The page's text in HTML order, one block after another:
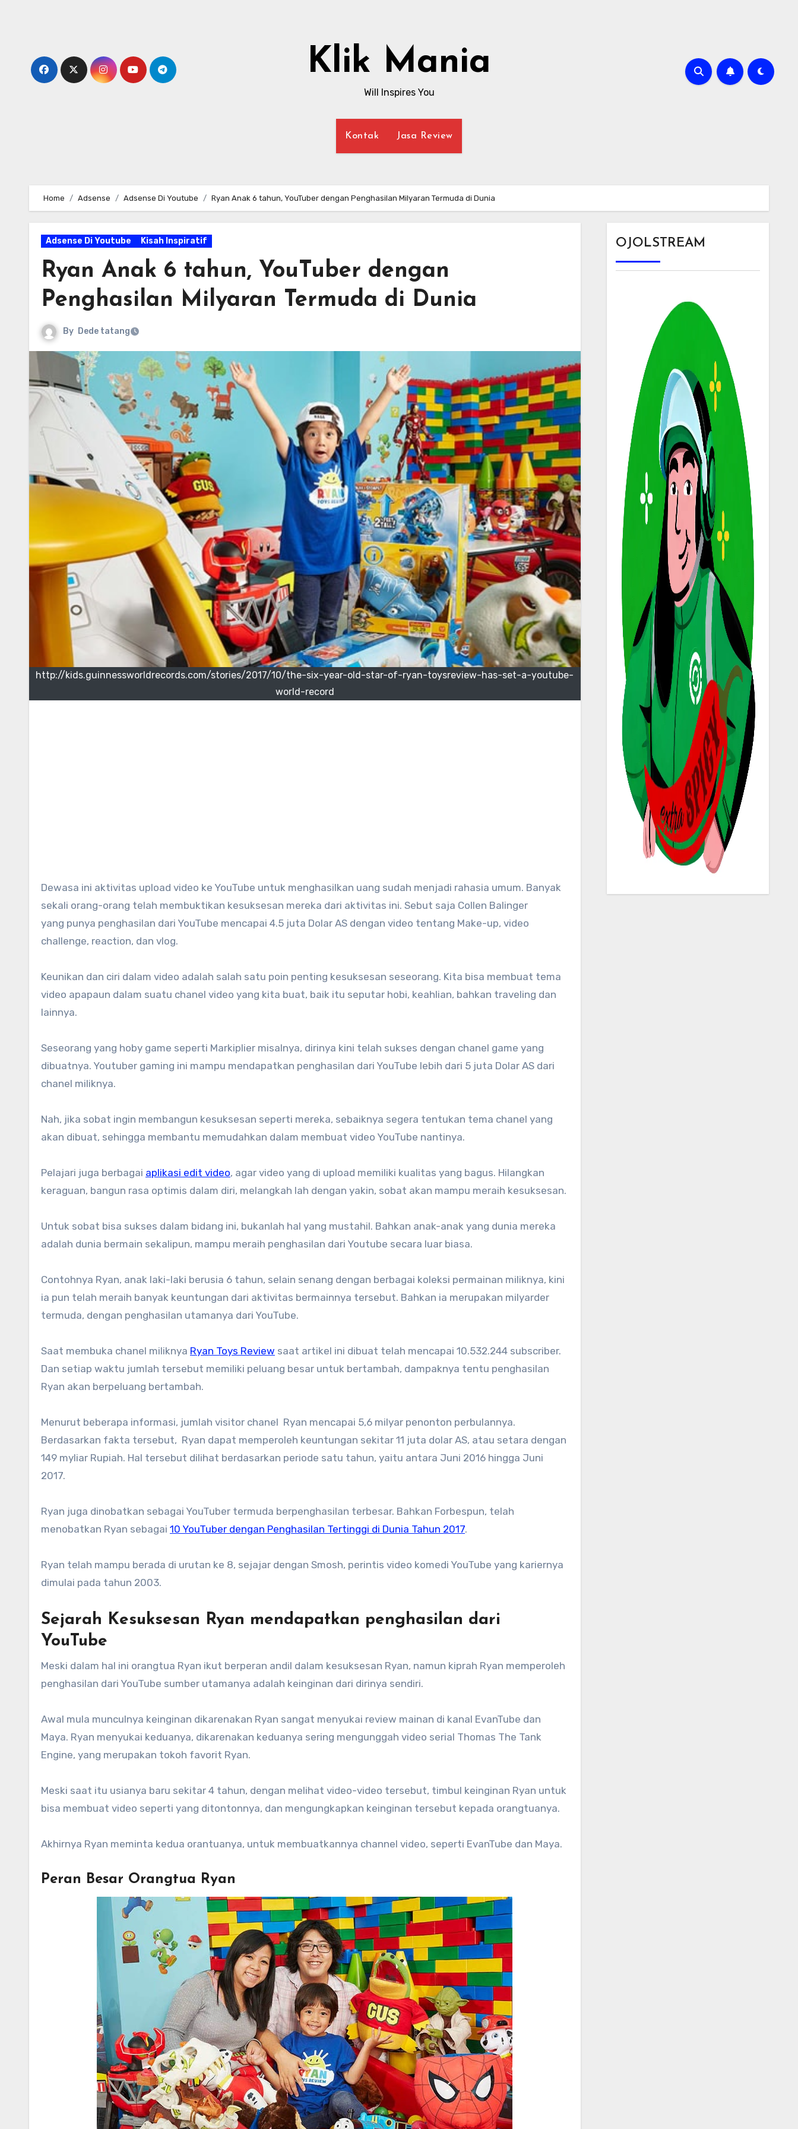
Klik Mania
Will Inspires You
Kontak Jasa Review
Home Adsense Adsense Di Youtube Ryan Anak 6 tahun, YouTuber dengan Penghasilan Milyaran Termuda di Dunia
Adsense Di Youtube Kisah Inspiratif
Ryan Anak 6 tahun, YouTuber dengan
Penghasilan Milyaran Termuda di Dunia
By Dede tatang
http://kids.guinnessworldrecords.com/stories/2017/10/the-six-year-old-star-of-ryan-toysreview-has-set-a-youtube-
world-record
Dewasa ini aktivitas upload video ke YouTube untuk menghasilkan uang sudah menjadi rahasia umum. Banyak
sekali orang-orang telah membuktikan kesuksesan mereka dari aktivitas ini. Sebut saja Collen Balinger
yang punya penghasilan dari YouTube mencapai 4.5 juta Dolar AS dengan video tentang Make-up, video
challenge, reaction, dan vlog.
Keunikan dan ciri dalam video adalah salah satu poin penting kesuksesan seseorang. Kita bisa membuat tema
video apapaun dalam suatu chanel video yang kita buat, baik itu seputar hobi, keahlian, bahkan traveling dan
lainnya.
Seseorang yang hoby game seperti Markiplier misalnya, dirinya kini telah sukses dengan chanel game yang
dibuatnya. Youtuber gaming ini mampu mendapatkan penghasilan dari YouTube lebih dari 5 juta Dolar AS dari
chanel miliknya.
Nah, jika sobat ingin membangun kesuksesan seperti mereka, sebaiknya segera tentukan tema chanel yang
akan dibuat, sehingga membantu memudahkan dalam membuat video YouTube nantinya.
Pelajari juga berbagai aplikasi edit video, agar video yang di upload memiliki kualitas yang bagus. Hilangkan
keraguan, bangun rasa optimis dalam diri, melangkah lah dengan yakin, sobat akan mampu meraih kesuksesan.
Untuk sobat bisa sukses dalam bidang ini, bukanlah hal yang mustahil. Bahkan anak-anak yang dunia mereka
adalah dunia bermain sekalipun, mampu meraih penghasilan dari Youtube secara luar biasa.
Contohnya Ryan, anak laki-laki berusia 6 tahun, selain senang dengan berbagai koleksi permainan miliknya, kini
ia pun telah meraih banyak keuntungan dari aktivitas bermainnya tersebut. Bahkan ia merupakan milyarder
termuda, dengan penghasilan utamanya dari YouTube.
Saat membuka chanel miliknya Ryan Toys Review saat artikel ini dibuat telah mencapai 10.532.244 subscriber.
Dan setiap waktu jumlah tersebut memiliki peluang besar untuk bertambah, dampaknya tentu penghasilan
Ryan akan berpeluang bertambah.
Menurut beberapa informasi, jumlah visitor chanel Ryan mencapai 5,6 milyar penonton perbulannya.
Berdasarkan fakta tersebut, Ryan dapat memperoleh keuntungan sekitar 11 juta dolar AS, atau setara dengan
149 myliar Rupiah. Hal tersebut dilihat berdasarkan periode satu tahun, yaitu antara Juni 2016 hingga Juni
2017.
Ryan juga dinobatkan sebagai YouTuber termuda berpenghasilan terbesar. Bahkan Forbespun, telah
menobatkan Ryan sebagai 10 YouTuber dengan Penghasilan Tertinggi di Dunia Tahun 2017.
Ryan telah mampu berada di urutan ke 8, sejajar dengan Smosh, perintis video komedi YouTube yang kariernya
dimulai pada tahun 2003.
Sejarah Kesuksesan Ryan mendapatkan penghasilan dari
YouTube
Meski dalam hal ini orangtua Ryan ikut berperan andil dalam kesuksesan Ryan, namun kiprah Ryan memperoleh
penghasilan dari YouTube sumber utamanya adalah keinginan dari dirinya sendiri.
Awal mula munculnya keinginan dikarenakan Ryan sangat menyukai review mainan di kanal EvanTube dan
Maya. Ryan menyukai keduanya, dikarenakan keduanya sering mengunggah video serial Thomas The Tank
Engine, yang merupakan tokoh favorit Ryan.
Meski saat itu usianya baru sekitar 4 tahun, dengan melihat video-video tersebut, timbul keinginan Ryan untuk
bisa membuat video seperti yang ditontonnya, dan mengungkapkan keinginan tersebut kepada orangtuanya.
Akhirnya Ryan meminta kedua orantuanya, untuk membuatkannya channel video, seperti EvanTube dan Maya.
Peran Besar Orangtua Ryan
OJOLSTREAM